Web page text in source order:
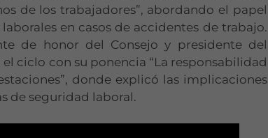
de los trabajadores”, abordando el papel
en casos de accidentes de trabajo.
de honor del Consejo y presidente del
ciclo con su ponencia “La responsabilidad
donde explicó las implicaciones
de seguridad laboral.